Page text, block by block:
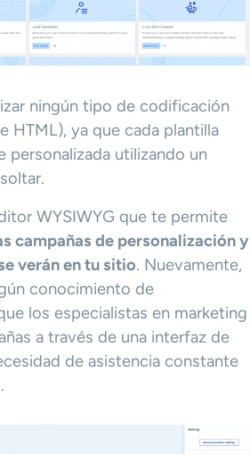
ningún tipo de codificación
HTML), ya que cada plantilla
personalizada utilizando un
WYSIWYG que te permite
campañas de personalización y
verán en tu sitio. Nuevamente,
conocimiento de
los especialistas en marketing
a través de una interfaz de
de asistencia constante